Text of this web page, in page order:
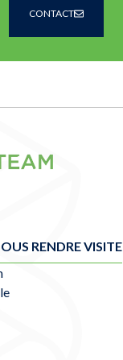
CONTACT
RENDRE VISITE